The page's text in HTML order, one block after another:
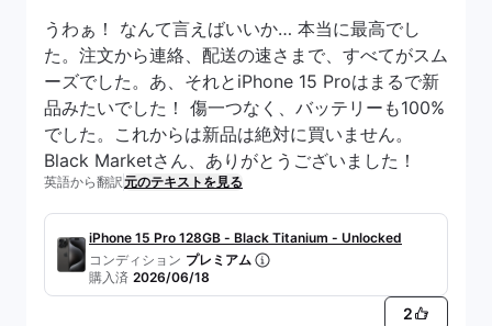
sent back to Australia for a replacement. I was
pretty disappointed because camera issues are
something you can’t miss when checking
devices before they’re shipped to the customer.
But I was given a replacement in Excellent
condition. But definitely wasn’t happy with the
seller sending me a device with a faulty camera
うわぁ！ なんて言えばいいか… 本当に最高でし
た。注文から連絡、配送の速さまで、すべてがスム
ーズでした。あ、それとiPhone 15 Proはまるで新
品みたいでした！ 傷一つなく、バッテリーも100%
でした。これからは新品は絶対に買いません。
Black Marketさん、ありがとうございました！
英語から翻訳元のテキストを見る
iPhone 15 Pro 128GB - Black Titanium - Unlocked
コンディション プレミアム
購入済 2026/06/18
2